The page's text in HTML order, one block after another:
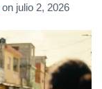
on julio 2, 2026